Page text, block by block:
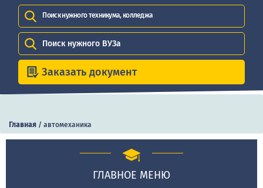
Поиск нужного техникума, колледжа
Поиск нужного ВУЗа
Заказать документ
Главная / автомеханика
ГЛАВНОЕ МЕНЮ